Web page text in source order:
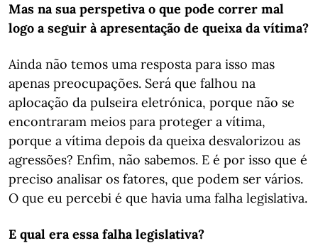
Mas na sua perspetiva o que pode correr mal
logo a seguir à apresentação de queixa da vítima?
Ainda não temos uma resposta para isso mas
apenas preocupações. Será que falhou na
aplocação da pulseira eletrónica, porque não se
encontraram meios para proteger a vítima,
porque a vítima depois da queixa desvalorizou as
agressões? Enfim, não sabemos. E é por isso que é
preciso analisar os fatores, que podem ser vários.
O que eu percebi é que havia uma falha legislativa.
E qual era essa falha legislativa?